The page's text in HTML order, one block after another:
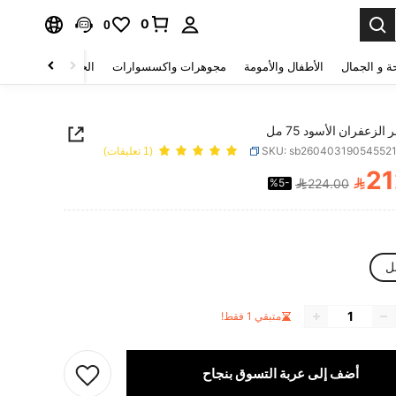
0
0
و الجمال الأطفال والأمومة مجوهرات واكسسوارات الحقائب والأمتعة
الأسود 75 مل
SKU: (1 تعليقات)
PRICE AND 
224.00
%5-
متبقي 1 فقط!
أضف إلى عربة التسوق بنجاح